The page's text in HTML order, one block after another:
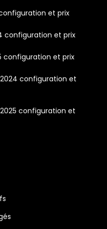
et prix
configuration et prix
configuration et prix
2024 configuration et
configuration et